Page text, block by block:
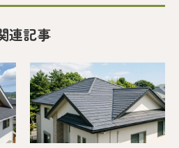
連記事